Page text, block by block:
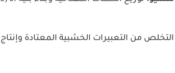
التخلص من التعبيرات الخشبية المعتادة